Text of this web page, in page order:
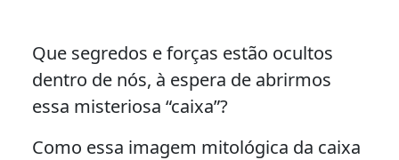
Que segredos e forças estão ocultos
dentro de nós, à espera de abrirmos
essa misteriosa “caixa”?
Como essa imagem mitológica da caixa